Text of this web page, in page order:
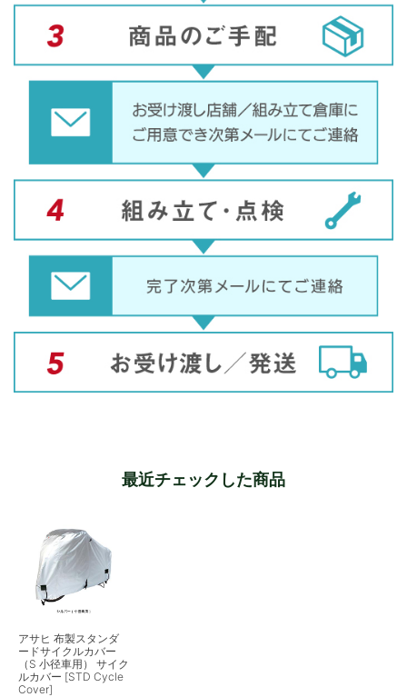
最近チェックした商品
アサヒ 布製スタンダ
ードサイクルカバー
（S 小径車用） サイク
ルカバー [STD Cycle
Cover]